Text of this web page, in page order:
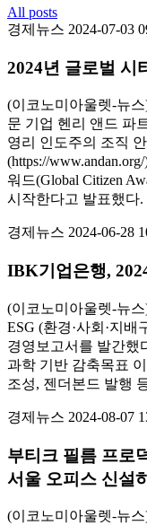
All posts
경제뉴스 2024-07-03
2024년 글로벌 시
(이코노미아울렛-뉴
문 기업 헨리 앤드 파
영리 인도주의 조직
(https://
워드(Global Citizen
시작한다고 발표했다.
경제뉴스 2024-06-28
IBK기업은행,
(이코노미아울렛-뉴
ESG (환경·사회·지
경영보고서를 발간했
과학 기반 감축목표
조성, 젠더본드 발행
경제뉴스 2024-08-07
부티크 필름 프로
서울 오피스 신설
(이코노미아울렛-뉴